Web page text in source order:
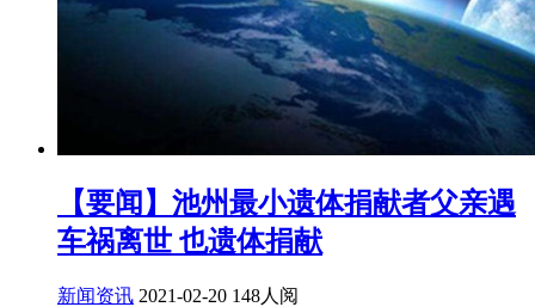
【要闻】池州最小遗体捐献者父亲遇
车祸离世 也遗体捐献
新闻资讯 2021-02-20 148人阅